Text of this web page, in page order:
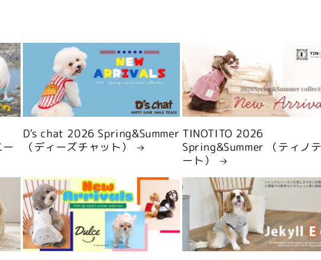
D's chat 2026 Spring&Summer
（ディーズチャット）
TINOTITO 2026
Spring&Summer （ティノ
ート）